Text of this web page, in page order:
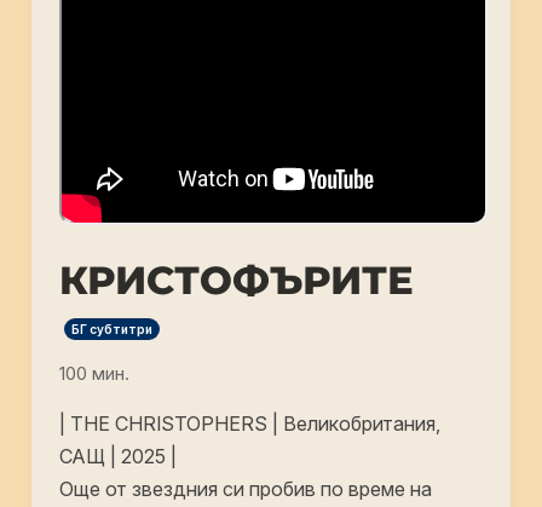
КРИСТОФЪРИТЕ
БГ субтитри
100 мин.
| THE CHRISTOPHERS | Великобритания,
САЩ | 2025 |
Още от звездния си пробив по време на